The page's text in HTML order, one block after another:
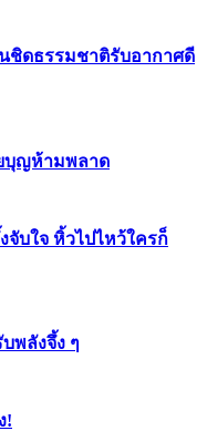
ชิดธรรมชาติรับอากาศดี
บุญห้ามพลาด
จับใจ หิ้วไปไหว้ใครก็
พลังจึ้ง ๆ
!